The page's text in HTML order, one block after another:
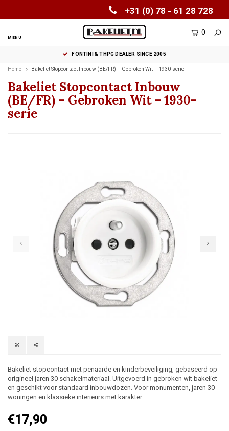
+31 (0) 78 - 61 28 728
MENU
0
FONTINI & THPG DEALER SINCE 2005
Home Bakeliet Stopcontact Inbouw (BE/FR) – Gebroken Wit – 1930-serie
Bakeliet Stopcontact Inbouw
(BE/FR) – Gebroken Wit – 1930-
serie
Bakeliet stopcontact met penaarde en kinderbeveiliging, gebaseerd op
origineel jaren 30 schakelmateriaal. Uitgevoerd in gebroken wit bakeliet
en geschikt voor standaard inbouwdozen. Voor monumenten, jaren 30-
woningen en klassieke interieurs met karakter.
€17,90